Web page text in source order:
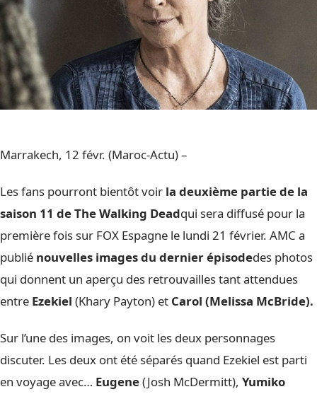
Marrakech, 12 févr. (Maroc-Actu) –
Les fans pourront bientôt voir la deuxième partie de la
saison 11 de The Walking Deadqui sera diffusé pour la
première fois sur FOX Espagne le lundi 21 février. AMC a
publié nouvelles images du dernier épisodedes photos
qui donnent un aperçu des retrouvailles tant attendues
entre Ezekiel (Khary Payton) et Carol (Melissa McBride).
Sur l’une des images, on voit les deux personnages
discuter. Les deux ont été séparés quand Ezekiel est parti
en voyage avec… Eugene(Josh McDermitt), Yumiko